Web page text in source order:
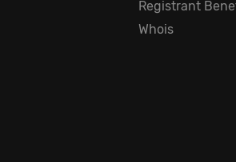
Registrant
Whois